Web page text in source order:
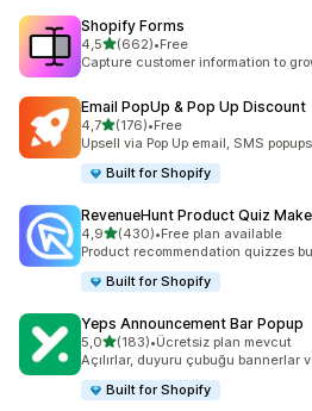
Shopify Forms
4,55 yıldız üzerinden
(662)
toplam 662 değerlendirme
•Free
Capture customer information to
Email PopUp & Pop Up Discount
4,75 yıldız üzerinden
(176)
toplam 176 değerlendirme
•Free
Upsell via Pop Up email, SMS
Built for Shopify
RevenueHunt Product Quiz
4,95 yıldız üzerinden
(430)
toplam 430 değerlendirme
•Free plan available
Product recommendation quizzes
Built for Shopify
Yeps Announcement Bar Popup
5,05 yıldız üzerinden
(183)
toplam 183 değerlendirme
•Ücretsiz plan mevcut
Açılırlar, duyuru çubuğu bannerlar
Built for Shopify